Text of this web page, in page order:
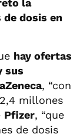
dosis en
hay ofertas
sus
, “con
millones
Pfizer, “que
de dosis